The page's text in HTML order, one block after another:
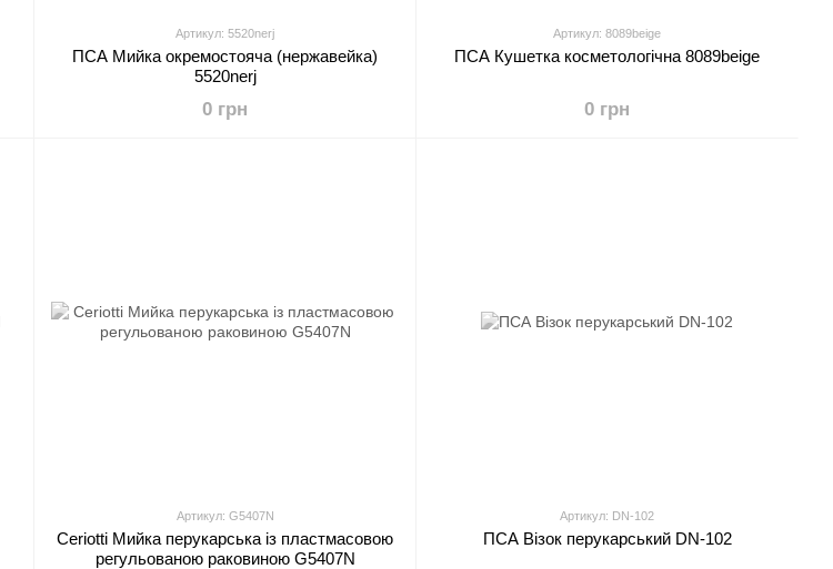
Артикул: 5520nerj
ПСА Мийка окремостояча (нержавейка)
5520nerj
0 грн
Артикул: 8089beige
ПСА Кушетка косметологічна 8089beige
0 грн
Артикул: G5407N
Ceriotti Мийка перукарська із пластмасовою
регульованою раковиною G5407N
Артикул: DN-102
ПСА Візок перукарський DN-102